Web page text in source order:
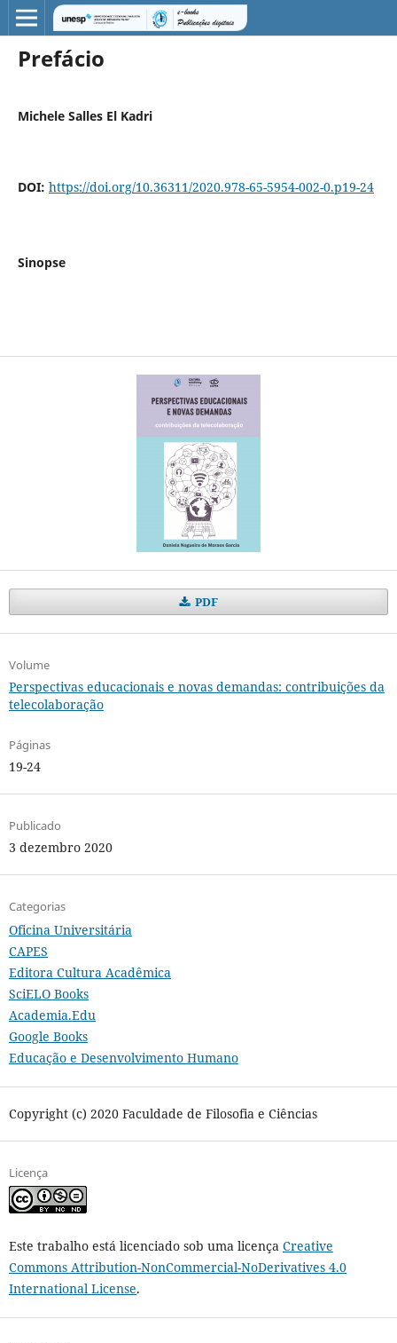
Prefácio
Michele Salles El Kadri
DOI: https://doi.org/10.36311/2020.978-65-5954-002-0.p19-24
Sinopse
PDF
Volume
Perspectivas educacionais e novas demandas: contribuições da
telecolaboração
Páginas
19-24
Publicado
3 dezembro 2020
Categorias
Oficina Universitária
CAPES
Editora Cultura Acadêmica
SciELO Books
Academia.Edu
Google Books
Educação e Desenvolvimento Humano
Copyright (c) 2020 Faculdade de Filosofia e Ciências
Licença
Este trabalho está licenciado sob uma licença Creative
Commons Attribution-NonCommercial-NoDerivatives 4.0
International License.